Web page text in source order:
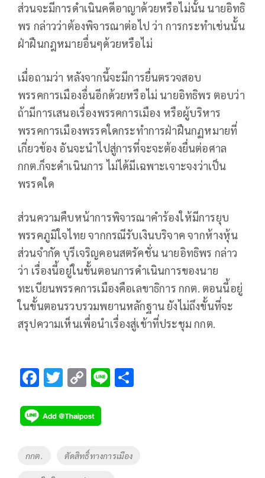
ส่วนจะมีการดำเนินคดีอาญาด้วยหรือไม่นั้น นายอิทธิ
พร กล่าวว่าต้องพิจารณาต่อไป ว่า การกระทำเช่นนั้น
ฝ่าฝืนกฎหมายอื่นๆด้วยหรือไม่
เมื่อถามว่า หลังจากนี้จะมีการยื่นตรวจสอบ
พรรคการเมืองอื่นอีกด้วยหรือไม่ นายอิทธิพร ตอบว่า
ถ้ามีการเสนอเรื่องพรรคการเมือง หรือผู้บริหาร
พรรคการเมืองพรรคใดกระทำการฝ่าฝืนกฏหมายที่
เกี่ยวข้อง อันจะนำไปสู่การที่จะจะต้องยื่นต่อศาล
กกต.ก็จะดำเนินการ ไม่ได้มีเฉพาะเจาะจงว่าเป็น
พรรคใด
ส่วนความคืบหน้าการพิจารณาคำร้องให้มีการยุบ
พรรคภูมิใจไทย จากกรณีรับเงินบริจาค จากห้างหุ้น
ส่วน​จำกัด บุรีเจริญคอนสตรัคชั่น นายอิทธิพร กล่าว
ว่า เรื่องนี้อยู่ในขั้นตอนการดำเนินการของนาย
ทะเบียนพรรคการเมืองคือเลขาธิการ กกต. ตอนนี้อยู่
ในขั้นตอนรวบรวมพยานหลักฐาน ยังไม่ถึงขั้นที่จะ
สรุปความเห็นเพื่อนำเรื่องสู่เข้าที่ประชุม กกต.
F
e
b
o
o
T
tt
er
C
p
y
Li
Li
Tags
กกต. ตัดสิทธิ์ทางการเมือง